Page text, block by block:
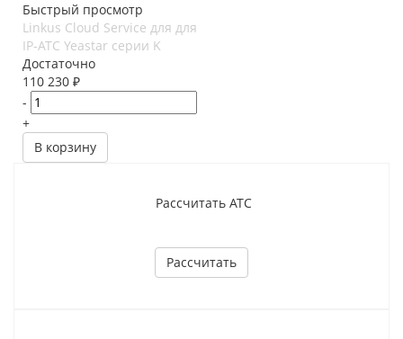
Быстрый просмотр
Linkus Cloud Service для для
IP-АТС Yeastar серии K
Достаточно
110 230 ₽
-
+
В корзину
Рассчитать АТС
Рассчитать